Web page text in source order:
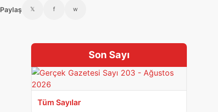
Paylaş 𝕏 f w
Son Sayı
Tüm Sayılar